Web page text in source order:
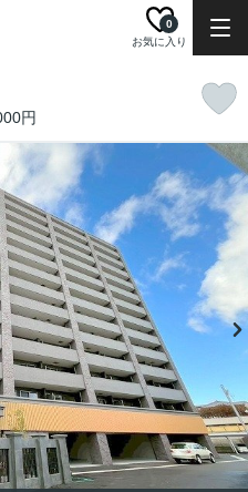
お気に入り
0
円